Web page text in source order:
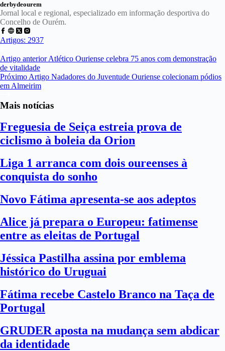
derbydeourem
Jornal local e regional, especializado em informação desportiva do
Concelho de Ourém.
Artigos: 2937
Artigo anteriorAtlético Ouriense celebra 75 anos com demonstração
de vitalidade
Próximo Artigo Nadadores do Juventude Ouriense colecionam pódios
em Almeirim
Mais notícias
Freguesia de Seiça estreia prova de
ciclismo à boleia da Orion
Liga 1 arranca com dois oureenses à
conquista do sonho
Novo Fátima apresenta-se aos adeptos
Alice já prepara o Europeu: fatimense
entre as eleitas de Portugal
Jéssica Pastilha assina por emblema
histórico do Uruguai
Fátima recebe Castelo Branco na Taça de
Portugal
GRUDER aposta na mudança sem abdicar
da identidade